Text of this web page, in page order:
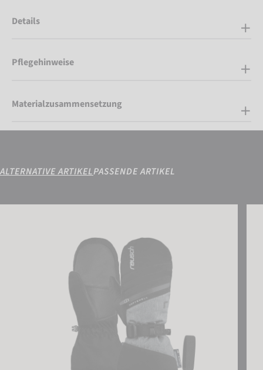
Details
Pflegehinweise
Materialzusammensetzung
ALTERNATIVE ARTIKELPASSENDE ARTIKEL